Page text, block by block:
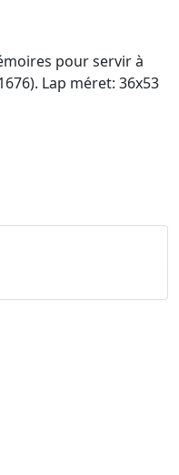
pour servir à
Lap méret: 36x53